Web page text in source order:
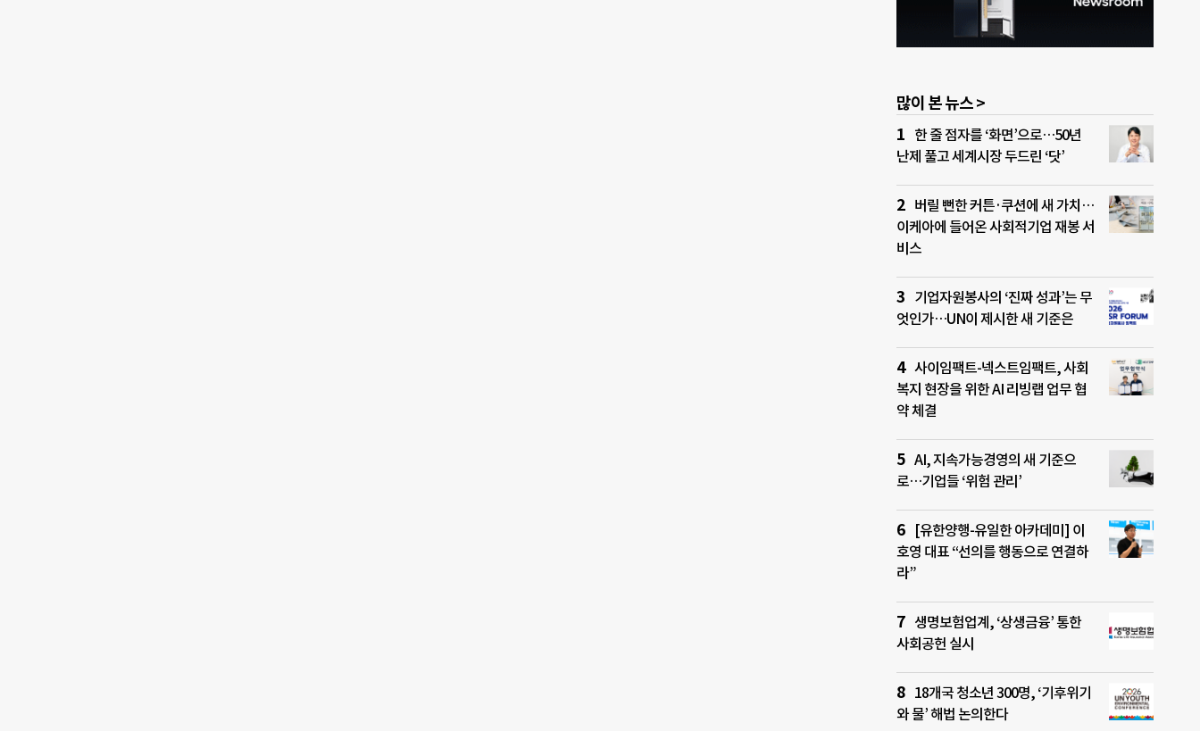
많이 본 뉴스 >
한 줄 점자를 ‘화면’으로…50년
난제 풀고 세계시장 두드린 ‘닷’
버릴 뻔한 커튼·쿠션에 새 가치…
이케아에 들어온 사회적기업 재봉 서
비스
기업자원봉사의 ‘진짜 성과’는 무
엇인가…UN이 제시한 새 기준은
사이임팩트-넥스트임팩트, 사회
복지 현장을 위한 AI 리빙랩 업무 협
약 체결
AI, 지속가능경영의 새 기준으
로…기업들 ‘위험 관리’
[유한양행-유일한 아카데미] 이
호영 대표 “선의를 행동으로 연결하
라”
생명보험업계, ‘상생금융’ 통한
사회공헌 실시
18개국 청소년 300명, ‘기후위기
와 물’ 해법 논의한다